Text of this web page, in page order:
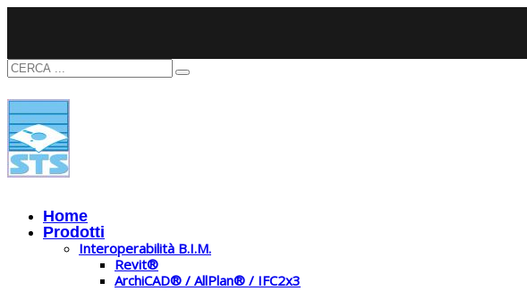
Home
Prodotti
Interoperabilità B.I.M.
Revit®
ArchiCAD® / AllPlan® / IFC2x3